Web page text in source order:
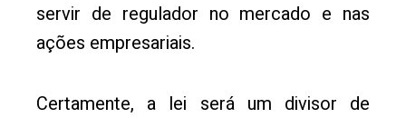
servir de regulador no mercado e nas
ações empresariais.
Certamente, a lei será um divisor de